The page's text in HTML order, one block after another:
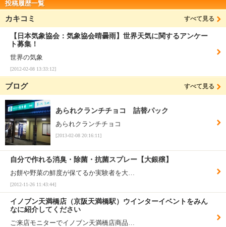
投稿履歴一覧
カキコミ すべて見る
【日本気象協会：気象協会晴曇雨】世界天気に関するアンケー
ト募集！
世界の気象
[2012-02-08 13:33:12]
ブログ すべて見る
あられクランチチョコ 詰替パック
あられクランチチョコ
[2013-02-08 20:16:11]
自分で作れる消臭・除菌・抗菌スプレー【大銀穣】
お餅や野菜の鮮度が保てるか実験者を大…
[2012-11-26 11:43:44]
イノブン天満橋店（京阪天満橋駅）ウインターイベントをみん
なに紹介してください
ご来店モニターでイノブン天満橋店商品…